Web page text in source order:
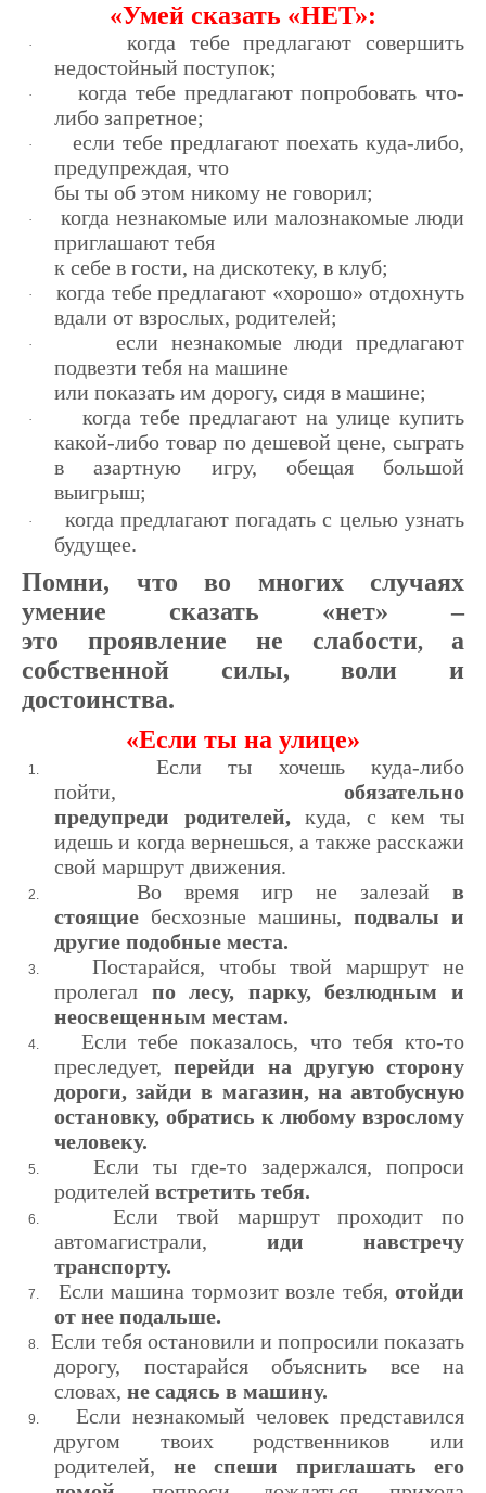
«Умей сказать «НЕТ»:
·
когда тебе предлагают совершить
недостойный поступок;
·
когда тебе предлагают попробовать что-
либо запретное;
·
если тебе предлагают поехать куда-либо,
предупреждая, что­
бы ты об этом никому не говорил;
·
когда незнакомые или малознакомые люди
приглашают тебя
к себе в гости, на дискотеку, в клуб;
·
когда тебе предлагают «хорошо» отдохнуть
вдали от взрос­лых, родителей;
·
если незнакомые люди предлагают
подвезти тебя на машине
или показать им дорогу, сидя в машине;
·
когда тебе предлагают на улице купить
какой-либо товар по дешевой цене, сыграть
в азартную игру, обещая большой
выигрыш;
·
когда предлагают погадать с целью узнать
будущее.
Помни, что во многих случаях
умение сказать «нет» –
это проявление
не слабости, а
собственной силы, воли и
достоинства.
«Если ты на улице»
1.
Если ты хочешь куда-либо
пойти, обязательно
предупреди родителей,куда, с кем ты
идешь и когда вернешься, а также рас­скажи
свой маршрут движения.
2. Во время игр не залезай в
стоящие бесхозные машины, под­валы и
другие подобные места.
3.
Постарайся, чтобы твой маршрут не
пролегал по лесу, пар­ку, безлюдным и
неосвещенным местам.
4.
Если тебе показалось, что тебя кто-то
преследует,перейди на другую сторону
дороги, зайди в магазин, на автобусную
ос­тановку, обратись к любому взрослому
человеку.
5.
Если ты где-то задержался, попроси
родителей встретить тебя.
6.
Если твой маршрут проходит по
автомагистрали, иди на­встречу
транспорту.
7. Если машина тормозит возле тебя, отойди
от нее подальше.
8.
Если тебя остановили и попросили показать
дорогу, поста­райся объяснить все на
словах, не садясь в машину.
9.
Если незнакомый человек представился
другом твоих родст­венников или
родителей, не спеши приглашать его